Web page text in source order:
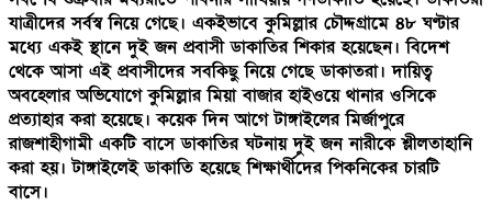
যাত্রীদের সর্বস্ব নিয়ে গেছে। একইভাবে কুমিল্লার চৌদ্দগ্রামে ৪৮ ঘণ্টার
মধ্যে একই স্থানে দুই জন প্রবাসী ডাকাতির শিকার হয়েছেন। বিদেশ
থেকে আসা এই প্রবাসীদের সবকিছু নিয়ে গেছে ডাকাতরা। দায়িত্ব
অবহেলার অভিযোগে কুমিল্লার মিয়া বাজার হাইওয়ে থানার ওসিকে
প্রত্যাহার করা হয়েছে। কয়েক দিন আগে টাঙ্গাইলের মির্জাপুরে
রাজশাহীগামী একটি বাসে ডাকাতির ঘটনায় দুই জন নারীকে শ্লীলতাহানি
করা হয়। টাঙ্গাইলেই ডাকাতি হয়েছে শিক্ষার্থীদের পিকনিকের চারটি
বাসে।